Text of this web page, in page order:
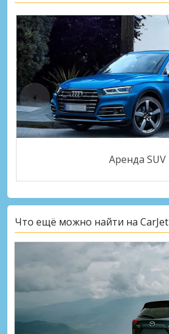
Аренда SUV
Что ещё можно найти на CarJet